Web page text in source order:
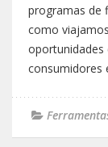
programas de
como
oportunidades
consumidores